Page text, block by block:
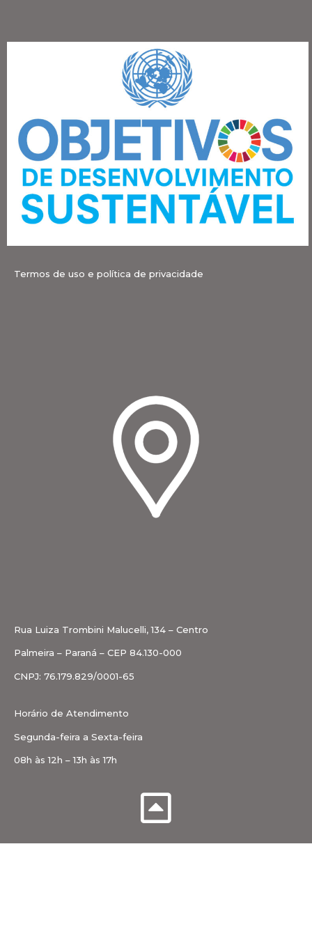
Termos de uso e política de privacidade
Rua Luiza Trombini Malucelli, 134 – Centro
Palmeira – Paraná – CEP 84.130-000
CNPJ: 76.179.829/0001-65
Horário de Atendimento
Segunda-feira a Sexta-feira
08h às 12h – 13h às 17h